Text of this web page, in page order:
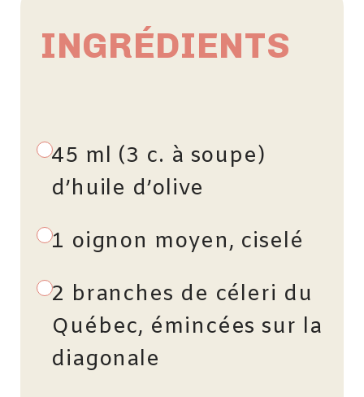
INGRÉDIENTS
45 ml (3 c. à soupe)
d’huile d’olive
1 oignon moyen, ciselé
2 branches de céleri du
Québec, émincées sur la
diagonale